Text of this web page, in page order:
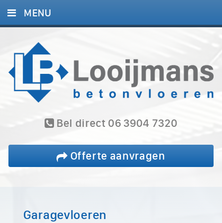
Bel direct 06 3904 7320
Offerte aanvragen
MENU
DIENSTEN
PROJECTEN
BLOG
REFERENTIES
Garagevloeren